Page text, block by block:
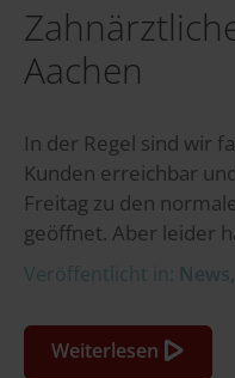
Aachen
In der Regel sind wir
Kunden erreichbar
Freitag zu den
geöffnet. Aber leider
Veröffentlicht in: News,
Weiterlesen